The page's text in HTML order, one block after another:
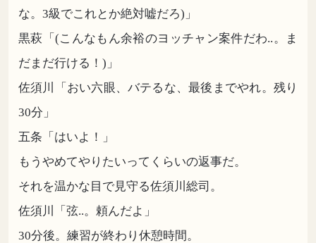
な。3級でこれとか絶対嘘だろ)」
黒萩「(こんなもん余裕のヨッチャン案件だわ..。ま
だまだ行ける！)」
佐須川「おい六眼、バテるな、最後までやれ。残り
30分」
五条「はいよ！」
もうやめてやりたいってくらいの返事だ。
それを温かな目で見守る佐須川総司。
佐須川「弦..。頼んだよ」
30分後。練習が終わり休憩時間。